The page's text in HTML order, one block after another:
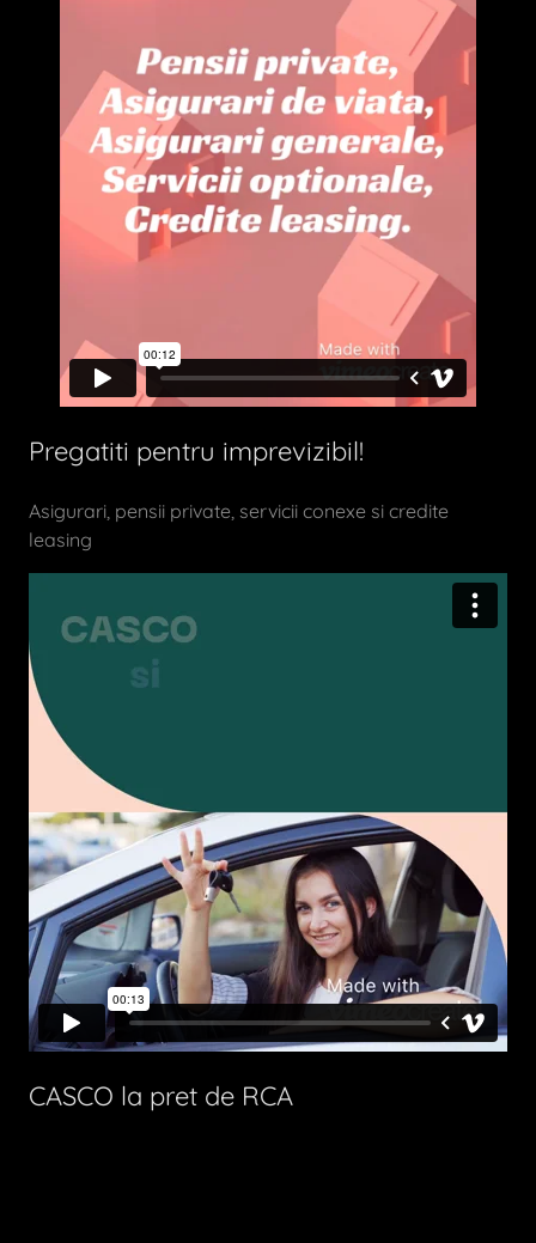
Pregatiti pentru imprevizibil!
Asigurari, pensii private, servicii conexe si credite
leasing
CASCO la pret de RCA